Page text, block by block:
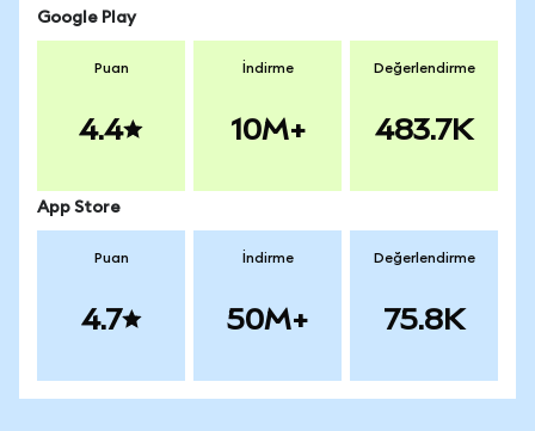
Google Play
Puan
4.4
İndirme
10M+
Değerlendirme
483.7K
App Store
Puan
4.7
İndirme
50M+
Değerlendirme
75.8K